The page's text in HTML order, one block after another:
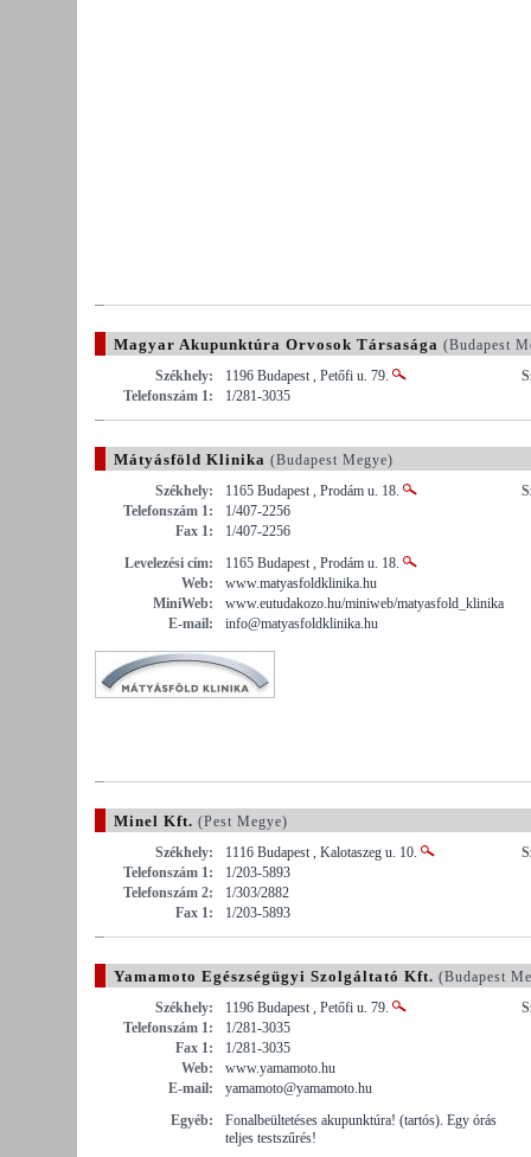
Magyar Akupunktúra Orvosok Társasága (Budapest
Székhely:
1196 Budapest , Petőfi u. 79.
Telefonszám 1:
1/281-3035
Mátyásföld Klinika (Budapest Megye)
Székhely:
1165 Budapest , Prodám u. 18.
Telefonszám 1:
1/407-2256
Fax 1:
1/407-2256
Levelezési cím:
1165 Budapest , Prodám u. 18.
Web:
www.matyasfoldklinika.hu
MiniWeb:
www.eutudakozo.hu/miniweb/matyasfold_klinika
E-mail:
info@matyasfoldklinika.hu
Minel Kft. (Pest Megye)
Székhely:
1116 Budapest , Kalotaszeg u. 10.
Telefonszám 1:
1/203-5893
Telefonszám 2:
1/303/2882
Fax 1:
1/203-5893
Yamamoto Egészségügyi Szolgáltató Kft. (Budapest
Székhely:
1196 Budapest , Petőfi u. 79.
Telefonszám 1:
1/281-3035
Fax 1:
1/281-3035
Web:
www.yamamoto.hu
E-mail:
yamamoto@yamamoto.hu
Egyéb:
Fonalbeültetéses akupunktúra! (tartós). Egy órás
teljes testszűrés!